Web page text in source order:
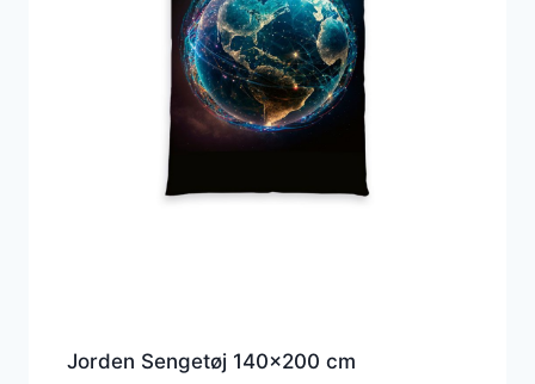
Jorden Sengetøj 140×200 cm